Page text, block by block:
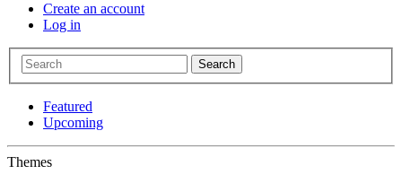
Create an account
Log in
Search
Featured
Upcoming
Themes